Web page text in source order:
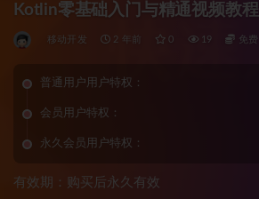
Kotlin零基础入门与精通视频教程
移动开发 2 年前 0 19 免费
普通用户用户特权：
会员用户特权：
永久会员用户特权：
有效期：购买后永久有效